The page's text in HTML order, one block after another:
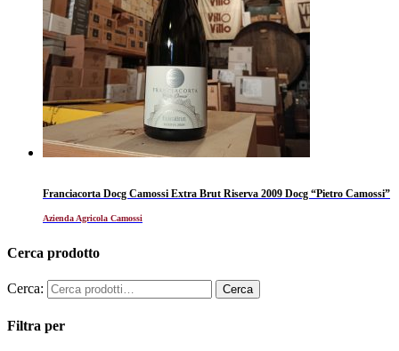
Franciacorta Docg Camossi Extra Brut Riserva 2009 Docg “Pietro Camossi”
Azienda Agricola Camossi
Cerca prodotto
Cerca:
Filtra per